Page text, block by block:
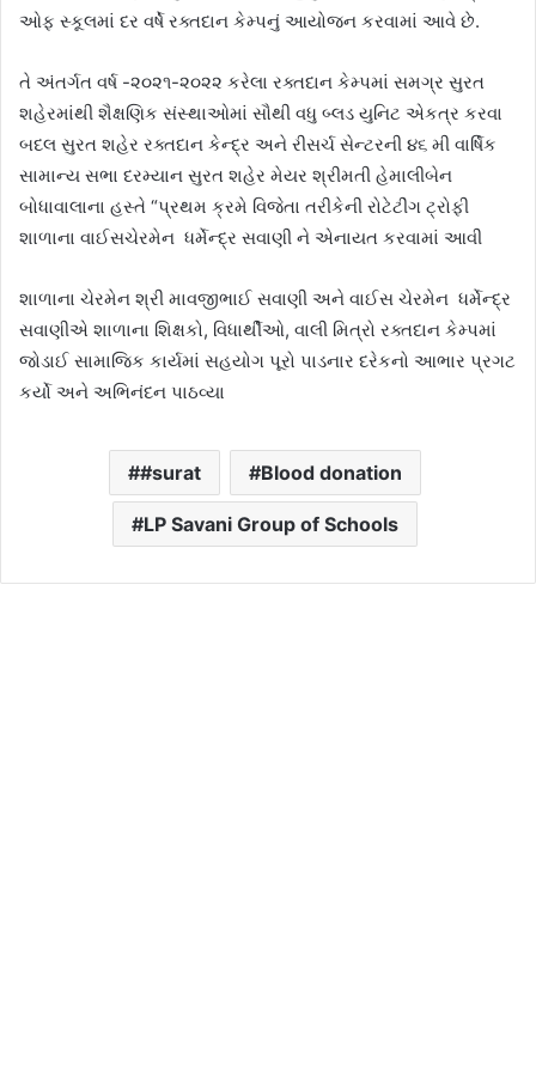
ઓફ સ્કૂલમાં દર વર્ષે રક્તદાન કેમ્પનું આયોજન કરવામાં આવે છે.
તે અંતર્ગત વર્ષ -૨૦૨૧-૨૦૨૨ કરેલા રક્તદાન કેમ્પમાં સમગ્ર સુરત
શહેરમાંથી શૈક્ષણિક સંસ્થાઓમાં સૌથી વધુ બ્લડ યુનિટ એકત્ર કરવા
બદલ સુરત શહેર રક્તદાન કેન્દ્ર અને રીસર્ચ સેન્ટરની ૪૬ મી વાર્ષિક
સામાન્ય સભા દરમ્યાન સુરત શહેર મેયર શ્રીમતી હેમાલીબેન
બોધાવાલાના હસ્તે “પ્રથમ ક્રમે વિજેતા તરીકેની રોટેટીંગ ટ્રોફી
શાળાના વાઈસચેરમેન ધર્મેન્દ્ર સવાણી ને એનાયત કરવામાં આવી
શાળાના ચેરમેન શ્રી માવજીભાઈ સવાણી અને વાઈસ ચેરમેન ધર્મેન્દ્ર
સવાણીએ શાળાના શિક્ષકો, વિધાર્થીઓ, વાલી મિત્રો રક્તદાન કેમ્પમાં
જોડાઈ સામાજિક કાર્યમાં સહયોગ પૂરો પાડનાર દરેકનો આભાર પ્રગટ
કર્યો અને અભિનંદન પાઠવ્યા
#surat Blood donation
LP Savani Group of Schools